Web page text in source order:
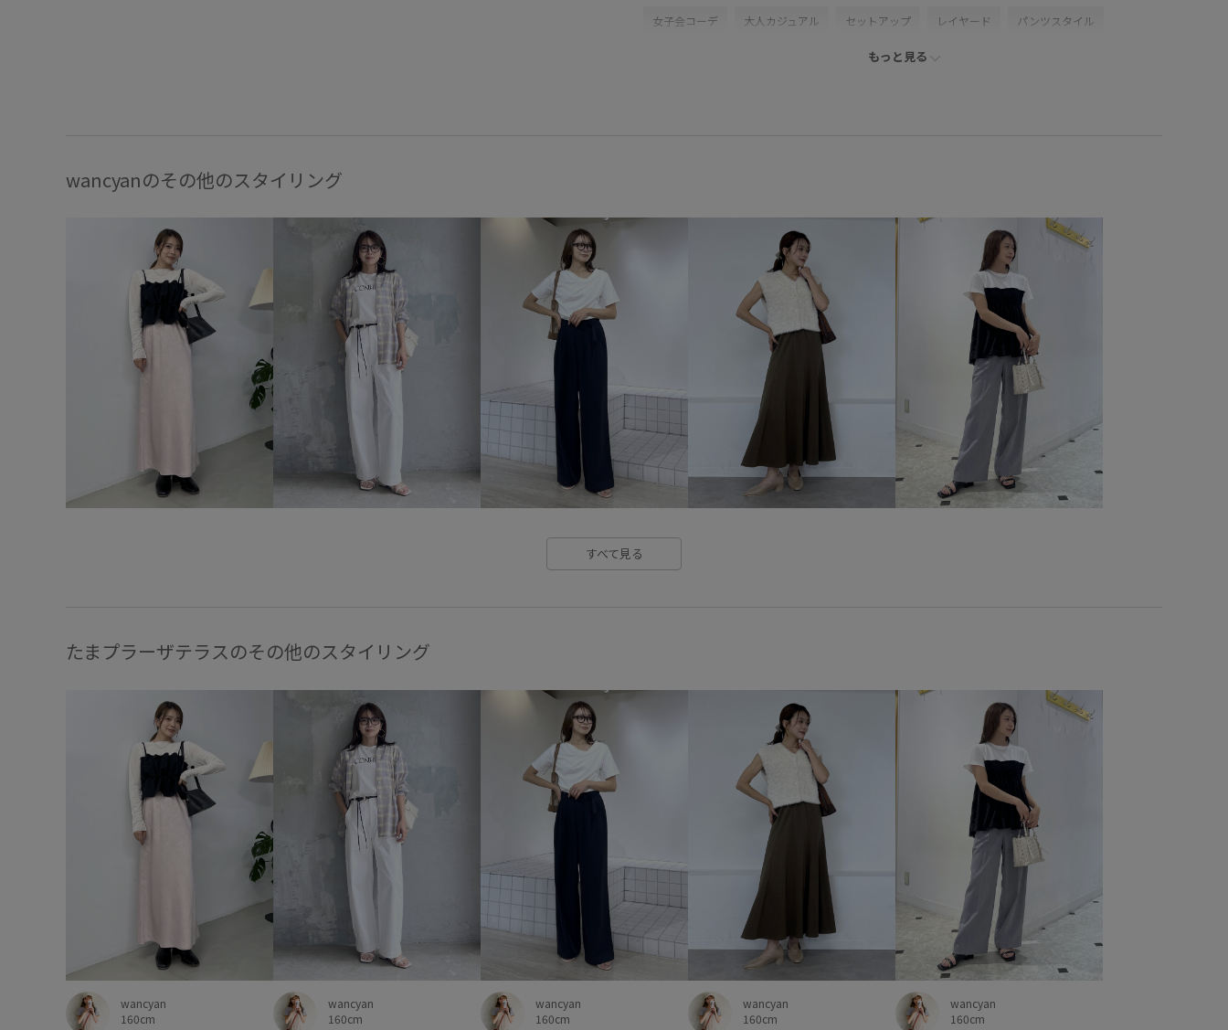
女子会コーデ 大人カジュアル セットアップ レイヤード パンツスタイル
きれいめコーデ
26SSエアリーリネンライク UVケア きれいめ
しっかりホールド アンクルストラップ
コーディネートのアクセント コーディネートの主役
シアー素材 スッキリ ストラップ
ソックス デイリー使い
トレンド感 ミュール モノトーン
リラックススタイル ワイドパンツ 上品 便利なポケット
安定感 幅広 快適なはき心地 抜け感 旅行
もっと見る
wancyanのその他のスタイリング
すべて見る
たまプラーザテラスのその他のスタイリング
wancyan
160cm
wancyan
160cm
wancyan
160cm
wancyan
160cm
wancyan
160cm